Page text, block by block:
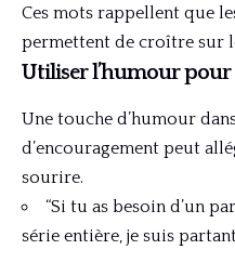
Ces mots rappellent que
permettent de croître sur
Utiliser l’humour
Une touche d’humour
d’encouragement peut
sourire.
“Si tu as besoin d’un
série entière, je suis